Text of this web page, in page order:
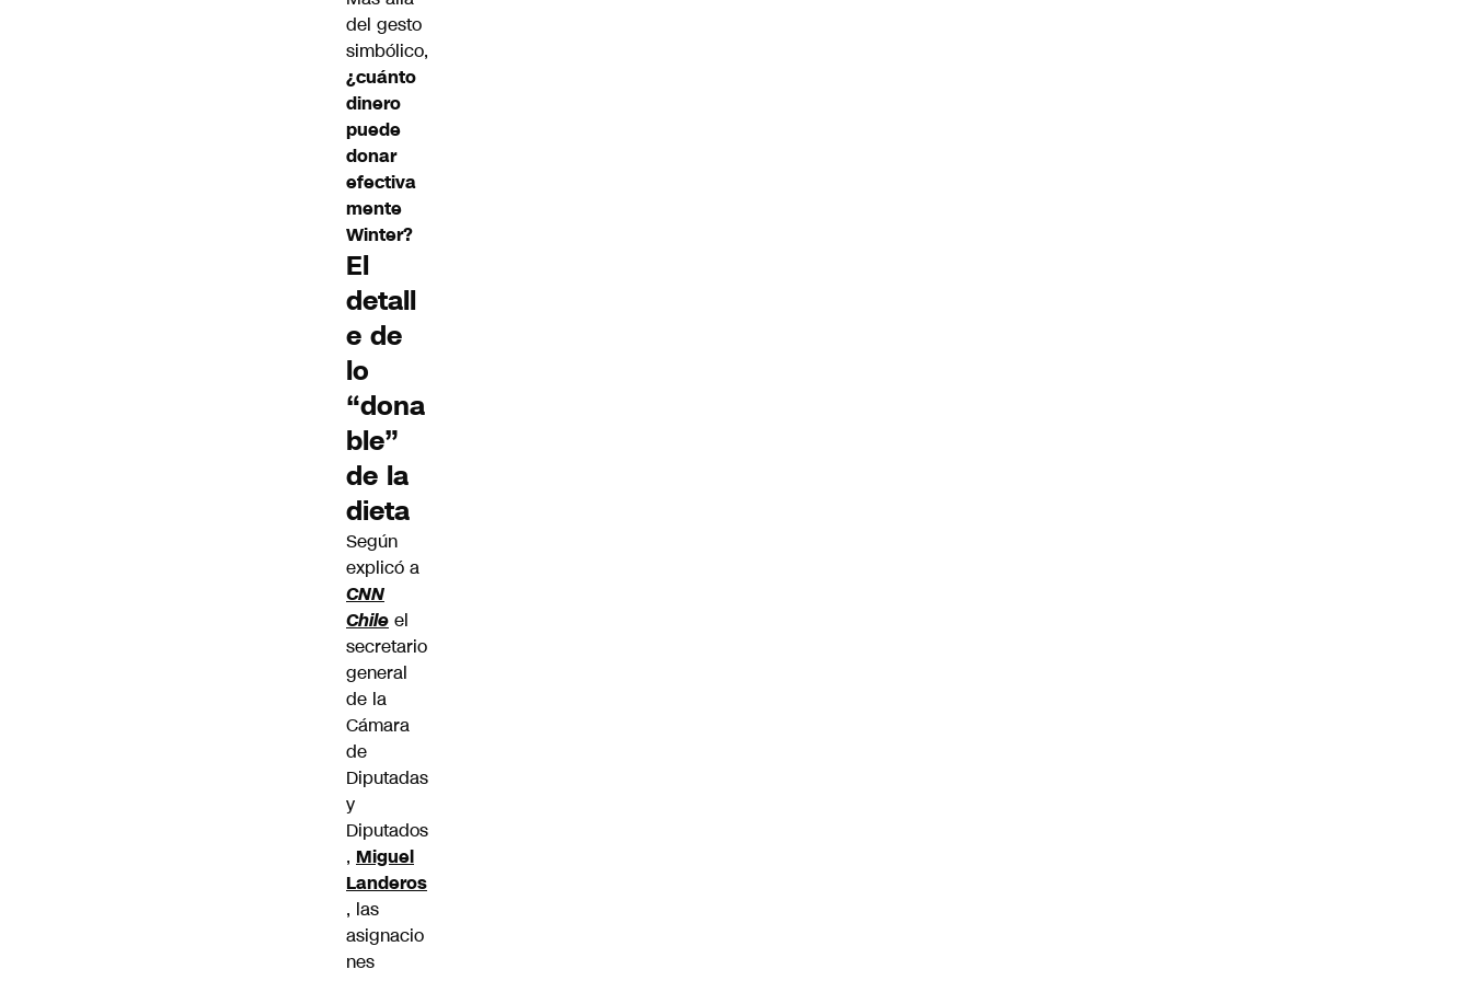
del gesto
simbólico,
¿cuánto
dinero
puede
donar
efectiva
mente
Winter?
El
detall
e de
lo
“dona
ble”
de la
dieta
Según
explicó a
CNN
Chile el
secretario
general
de la
Cámara
de
Diputadas
y
Diputados
, Miguel
Landeros
, las
asignacio
nes